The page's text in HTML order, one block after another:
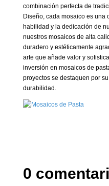
combinación perfecta de
Diseño, cada mosaico es una
habilidad y la dedicación de
nuestros mosaicos de alta
duradero y estéticamente
arte que añade valor y
inversión en mosaicos de
proyectos se destaquen por
durabilidad.
0